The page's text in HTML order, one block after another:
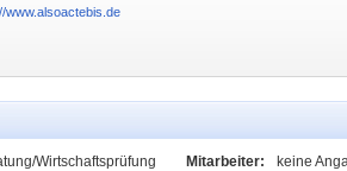
www.alsoactebis.de
Wirtschaftsprüfung
Mitarbeiter:
keine